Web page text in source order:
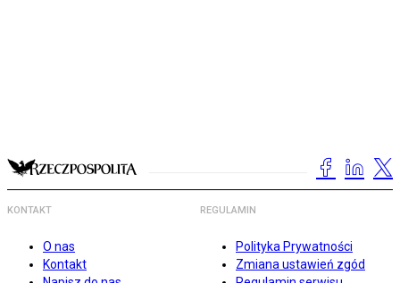
KONTAKT
O nas
Kontakt
REGULAMIN
Polityka Prywatności
Zmiana ustawień zgód